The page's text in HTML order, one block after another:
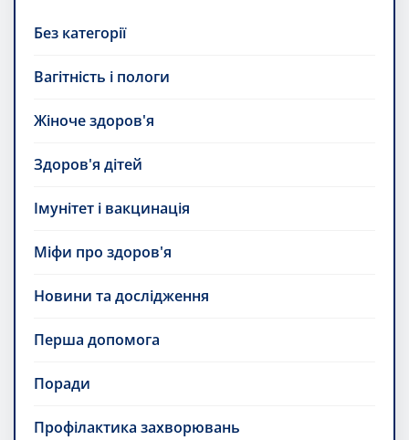
Без категорії
Вагітність і пологи
Жіноче здоров'я
Здоров'я дітей
Імунітет і вакцинація
Міфи про здоров'я
Новини та дослідження
Перша допомога
Поради
Профілактика захворювань